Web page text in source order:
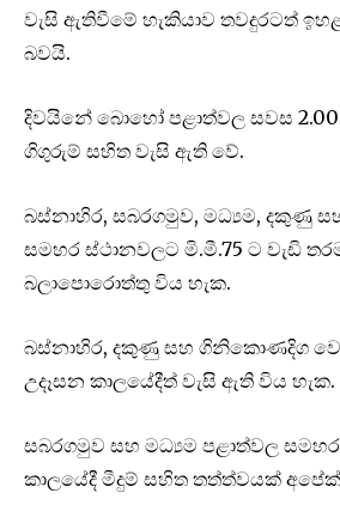
වැසි ඇතිවීමේ හැකියාව තවදුරටත්
බවයි.
දිවයිනේ බොහෝ පළාත්වල සවස
ගිගුරුම් සහිත වැසි ඇති වේ.
බස්නාහිර, සබරගමුව, මධ්‍යම, දකුණු
සමහර ස්ථානවලට මි.මී.75 ට වැඩි
බලාපොරොත්තු විය හැක.
බස්නාහිර, දකුණු සහ ගිනිකොණදිග
උදෑසන කාලයේදීත් වැසි ඇති විය හැක.
සබරගමුව සහ මධ්‍යම පළාත්වල සමහර
කාලයේදී මීදුම් සහිත තත්ත්වයක්